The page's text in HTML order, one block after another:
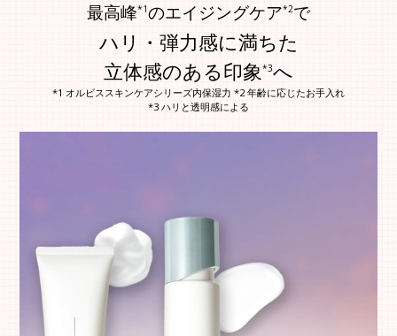
最高峰*1のエイジングケア*2で
ハリ・弾力感に満ちた
立体感のある印象*3へ
*1 オルビススキンケアシリーズ内保湿力 *2 年齢に応じたお手入れ
*3 ハリと透明感による